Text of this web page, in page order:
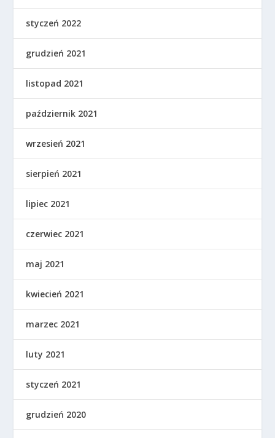
styczeń 2022
grudzień 2021
listopad 2021
październik 2021
wrzesień 2021
sierpień 2021
lipiec 2021
czerwiec 2021
maj 2021
kwiecień 2021
marzec 2021
luty 2021
styczeń 2021
grudzień 2020